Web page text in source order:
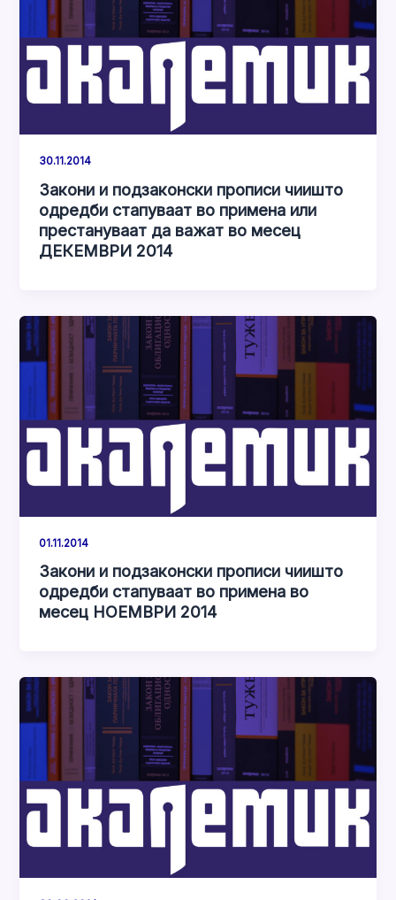
30.11.2014
Закони и подзаконски прописи чиишто
одредби стапуваат во примена или
престануваат да важат во месец
ДЕКЕМВРИ 2014
01.11.2014
Закони и подзаконски прописи чиишто
одредби стапуваат во примена во
месец НОЕМВРИ 2014